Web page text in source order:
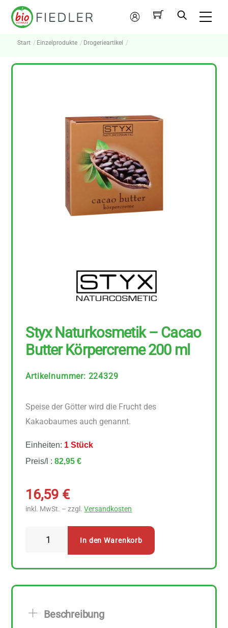
Skip
Mein
Konto
Start Einzelprodukte Drogerieartikel
Styx Naturkosmetik – Cacao
Butter Körpercreme 200 ml
Artikelnummer: 224329
Speise der Götter wird die Frucht des
Kakaobaumes auch genannt.
Einheiten: 1 Stück
Preis/l :82,95 €
16,59 €
inkl. MwSt. – zzgl.Versandkosten
Körpercreme
In den Warenkorb
Beschreibung